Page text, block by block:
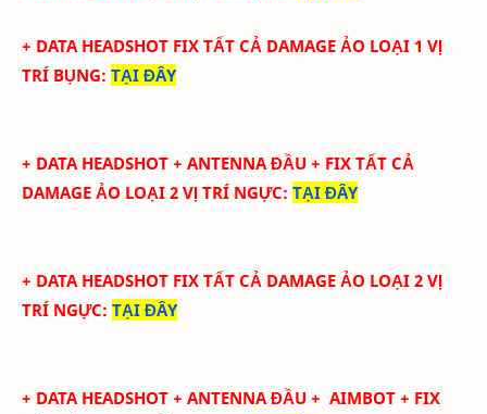
+ DATA HEADSHOT FIX TẤT CẢ DAMAGE ẢO LOẠI 1 VỊ
TRÍ BỤNG: TẠI ĐÂY
+ DATA HEADSHOT + ANTENNA ĐẦU + FIX TẤT CẢ
DAMAGE ẢO LOẠI 2 VỊ TRÍ NGỰC: TẠI ĐÂY
+ DATA HEADSHOT FIX TẤT CẢ DAMAGE ẢO LOẠI 2 VỊ
TRÍ NGỰC: TẠI ĐÂY
+ DATA HEADSHOT + ANTENNA ĐẦU + AIMBOT + FIX